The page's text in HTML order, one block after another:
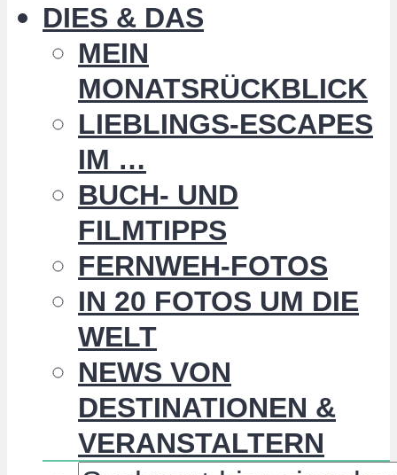
DIES & DAS
MEIN
MONATSRÜCKBLICK
LIEBLINGS-ESCAPES
IM …
BUCH- UND
FILMTIPPS
FERNWEH-FOTOS
IN 20 FOTOS UM DIE
WELT
NEWS VON
DESTINATIONEN &
VERANSTALTERN